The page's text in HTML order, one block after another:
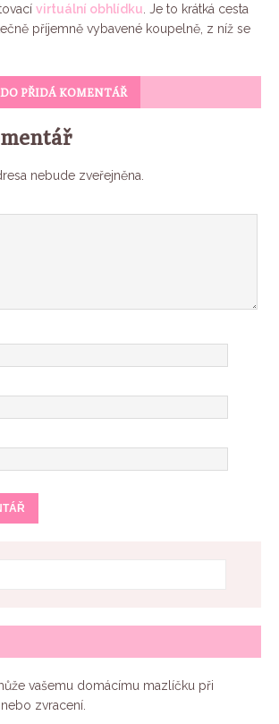
virtuální obhlídku . Je to krátká cesta
příjemně vybavené koupelně, z níž se
PŘIDÁ KOMENTÁŘ
nebude zveřejněna.
vašemu domácímu mazlíčku při
zvracení.